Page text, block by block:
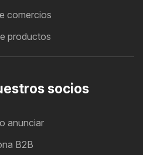
comercios
productos
socios
anunciar
B2B